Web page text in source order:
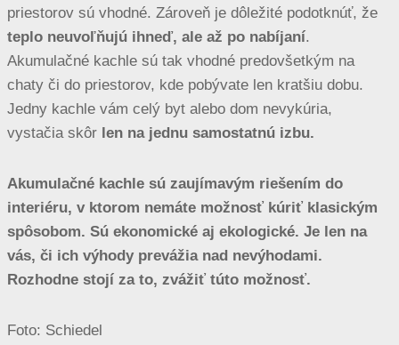
priestorov sú vhodné. Zároveň je dôležité podotknúť, že
teplo neuvoľňujú ihneď, ale až po nabíjaní.
Akumulačné kachle sú tak vhodné predovšetkým na
chaty či do priestorov, kde pobývate len kratšiu dobu.
Jedny kachle vám celý byt alebo dom nevykúria,
vystačia skôr len na jednu samostatnú izbu.
Akumulačné kachle sú zaujímavým riešením do
interiéru, v ktorom nemáte možnosť kúriť klasickým
spôsobom. Sú ekonomické aj ekologické. Je len na
vás, či ich výhody prevážia nad nevýhodami.
Rozhodne stojí za to, zvážiť túto možnosť.
Foto: Schiedel